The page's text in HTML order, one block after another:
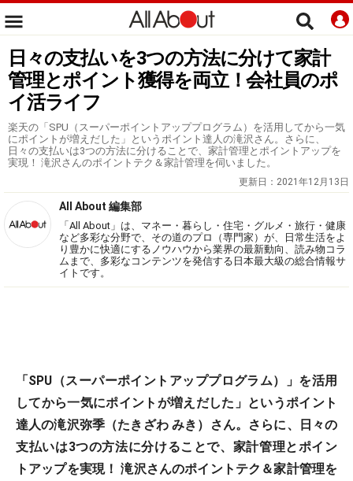
日々の支払いを3つの方法に分けて家計
管理とポイント獲得を両立！会社員のポ
イ活ライフ
楽天の「SPU（スーパーポイントアッププログラム）を活用してから一気
にポイントが増えだした」というポイント達人の滝沢さん。さらに、
日々の支払いは3つの方法に分けることで、家計管理とポイントアップを
実現！ 滝沢さんのポイントテク＆家計管理を伺いました。
更新日： 2021年12月13日
All About 編集部
「All About」は、マネー・暮らし・住宅・グルメ・旅行・健康
など多彩な分野で、その道のプロ（専門家）が、日常生活をよ
り豊かに快適にするノウハウから業界の最新動向、読み物コラ
ムまで、多彩なコンテンツを発信する日本最大級の総合情報サ
イトです。
「SPU（スーパーポイントアッププログラム）」を活用
してから一気にポイントが増えだした」というポイント
達人の滝沢弥季（たきざわ みき）さん。さらに、日々の
支払いは3つの方法に分けることで、家計管理とポイン
トアップを実現！ 滝沢さんのポイントテク＆家計管理を